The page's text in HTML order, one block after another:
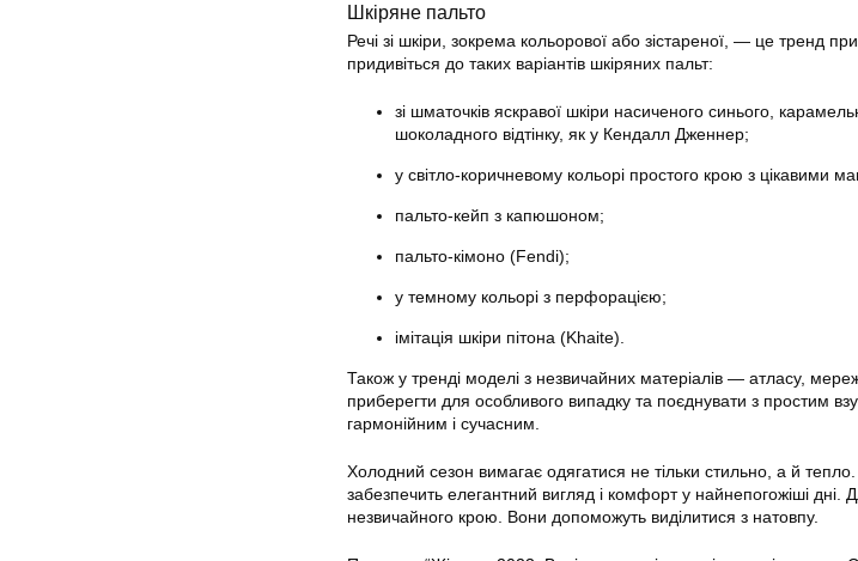
Шкіряне пальто
Речі зі шкіри, зокрема кольорової або зістареної, — це тренд
придивіться до таких варіантів шкіряних пальт:
зі шматочків яскравої шкіри насиченого синього,
шоколадного відтінку, як у Кендалл Дженнер;
у світло-коричневому кольорі простого крою з цікавими
пальто-кейп з капюшоном;
пальто-кімоно (Fendi);
у темному кольорі з перфорацією;
імітація шкіри пітона (Khaite).
Також у тренді моделі з незвичайних матеріалів — атласу,
приберегти для особливого випадку та поєднувати з простим
гармонійним і сучасним.
Холодний сезон вимагає одягатися не тільки стильно, а й
забезпечить елегантний вигляд і комфорт у найнепогожіші дні.
незвичайного крою. Вони допоможуть виділитися з натовпу.